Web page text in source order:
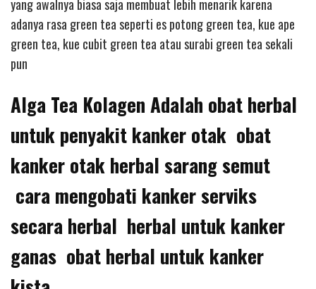
yang awalnya biasa saja membuat lebih menarik karena
adanya rasa green tea seperti es potong green tea, kue ape
green tea, kue cubit green tea atau surabi green tea sekali
pun
Alga Tea Kolagen Adalah obat herbal
untuk penyakit kanker otak obat
kanker otak herbal sarang semut
cara mengobati kanker serviks
secara herbal herbal untuk kanker
ganas obat herbal untuk kanker